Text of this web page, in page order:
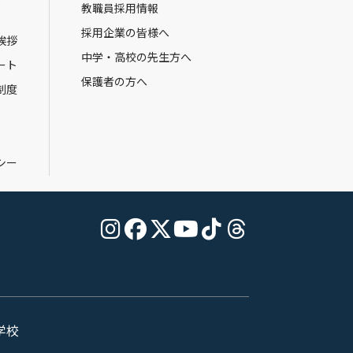
拶
ト
度
ー
教職員採用情報
採用企業の皆様へ
中学・高校の先生方へ
保護者の方へ
校